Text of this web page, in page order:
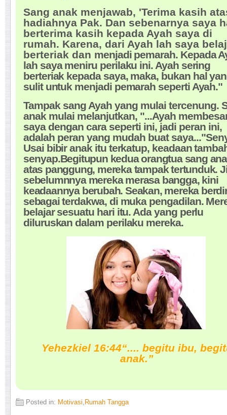
Sang anak menjawab, 'Terima kasih
hadiahnya Pak. Dan sebenarnya saya
berterima kasih kepada Ayah saya di
rumah. Karena, dari Ayah lah saya
berteriak dan menjadi pemarah. Kepada
lah saya meniru perilaku ini. Ayah sering
berteriak kepada saya, maka, bukan hal
sulit untuk menjadi pemarah seperti Ayah."
Tampak sang Ayah yang mulai tercenung.
anak mulai melanjutkan, "...Ayah
saya dengan cara seperti ini, jadi peran ini,
adalah peran yang mudah buat saya..."
Usai bibir anak itu terkatup, keadaan
senyap.Begitupun kedua orangtua sang
atas panggung, mereka tampak tertunduk.
sebelumnnya mereka merasa bangga, kini
keadaannya berubah. Seakan, mereka
sebagaiterdakwa, di muka pengadilan.
belajar sesuatu hari itu. Ada yang perlu
diluruskan dalam perilaku mereka.
Yehezkiel 16:44“.... begitu ibu,
anak.”
Posted in: Motivasi Rumah Tangga